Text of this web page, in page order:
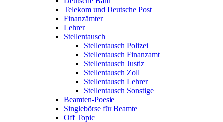
Telekom und Deutsche Post
Finanzämter
Lehrer
Stellentausch
Stellentausch Polizei
Stellentausch Finanzamt
Stellentausch Justiz
Stellentausch Zoll
Stellentausch Lehrer
Stellentausch Sonstige
Beamten-Poesie
Singlebörse für Beamte
Off Topic